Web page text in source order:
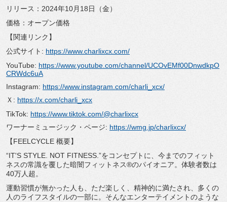
リリース：2024年10月18日（金）
価格：オープン価格
【関連リンク】
公式サイト: https://www.charlixcx.com/
YouTube: https://www.youtube.com/channel/UCOvEMf00DnwdkpO
CRWdc6uA
Instagram: https://www.instagram.com/charli_xcx/
Ｘ: https://x.com/charli_xcx
TikTok: https://www.tiktok.com/@charlixcx
ワーナーミュージック・ページ: https://wmg.jp/charlixcx/
【FEELCYCLE 概要】
“IT'S STYLE. NOT FITNESS.”をコンセプトに、今までのフィット
ネスの常識を覆した暗闇フィットネス®のパイオニア。体験者数は
40万人超。
運動習慣が無かった人も、ただ楽しく、精神的に満たされ、多くの
人のライフスタイルの一部に。そんなエンターテイメントのような